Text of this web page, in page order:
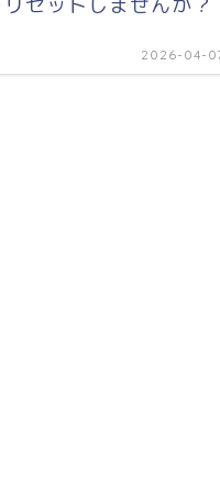
2026-04-